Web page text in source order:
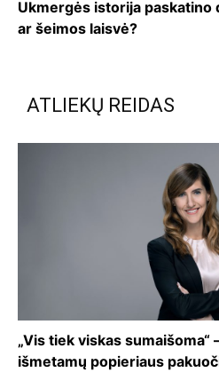
Ukmergės istorija paskatino
ar šeimos laisvė?
ATLIEKŲ REIDAS
„Vis tiek viskas sumaišoma“
išmetamų popieriaus